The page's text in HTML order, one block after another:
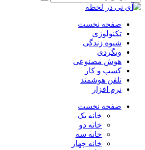
صفحه نخست
تکنولوژی
شیوه زندگی
وبگردی
هوش مصنوعی
کسب و کار
تلفن هوشمند
نرم افزار
صفحه نخست
خانه یک
خانه دو
خانه سه
خانه چهار